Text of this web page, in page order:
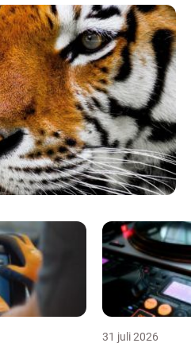
31 juli 2026